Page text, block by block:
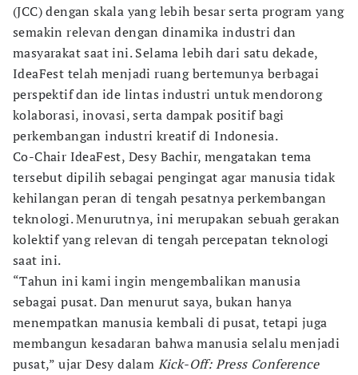
(JCC) dengan skala yang lebih besar serta program yang
semakin relevan dengan dinamika industri dan
masyarakat saat ini. Selama lebih dari satu dekade,
IdeaFest telah menjadi ruang bertemunya berbagai
perspektif dan ide lintas industri untuk mendorong
kolaborasi, inovasi, serta dampak positif bagi
perkembangan industri kreatif di Indonesia.
Co-Chair IdeaFest, Desy Bachir, mengatakan tema
tersebut dipilih sebagai pengingat agar manusia tidak
kehilangan peran di tengah pesatnya perkembangan
teknologi. Menurutnya, ini merupakan sebuah gerakan
kolektif yang relevan di tengah percepatan teknologi
saat ini.
“Tahun ini kami ingin mengembalikan manusia
sebagai pusat. Dan menurut saya, bukan hanya
menempatkan manusia kembali di pusat, tetapi juga
membangun kesadaran bahwa manusia selalu menjadi
pusat,” ujar Desy dalam Kick-Off: Press Conference